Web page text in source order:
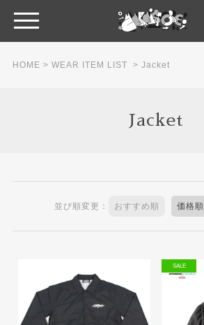
HOME > WEAR ITEM LIST > Jacket
Jacket
並び順変更： おすすめ順 価格順
SALE